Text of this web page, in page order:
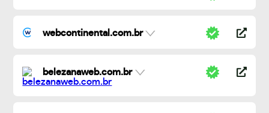
webcontinental.com.br
belezanaweb.com.br